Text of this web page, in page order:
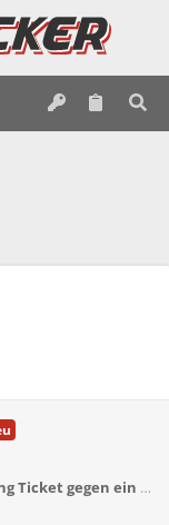
ein Green Camping Ticket